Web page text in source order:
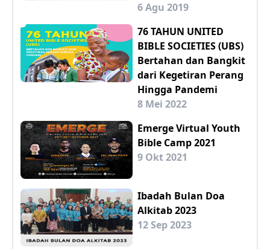
6 Agu 2019
76 TAHUN UNITED
BIBLE SOCIETIES (UBS)
Bertahan dan Bangkit
dari Kegetiran Perang
Hingga Pandemi
8 Mei 2022
Emerge Virtual Youth
Bible Camp 2021
9 Okt 2021
Ibadah Bulan Doa
Alkitab 2023
12 Sep 2023